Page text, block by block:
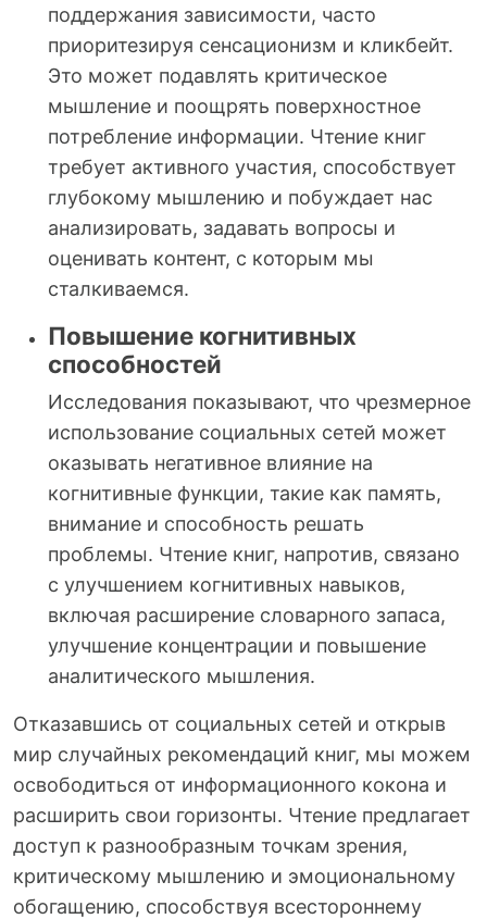
поддержания зависимости, часто
приоритезируя сенсационизм и кликбейт.
Это может подавлять критическое
мышление и поощрять поверхностное
потребление информации. Чтение книг
требует активного участия, способствует
глубокому мышлению и побуждает нас
анализировать, задавать вопросы и
оценивать контент, с которым мы
сталкиваемся.
Повышение когнитивных
способностей
Исследования показывают, что чрезмерное
использование социальных сетей может
оказывать негативное влияние на
когнитивные функции, такие как память,
внимание и способность решать
проблемы. Чтение книг, напротив, связано
с улучшением когнитивных навыков,
включая расширение словарного запаса,
улучшение концентрации и повышение
аналитического мышления.
Отказавшись от социальных сетей и открыв
мир случайных рекомендаций книг, мы можем
освободиться от информационного кокона и
расширить свои горизонты. Чтение предлагает
доступ к разнообразным точкам зрения,
критическому мышлению и эмоциональному
обогащению, способствуя всестороннему